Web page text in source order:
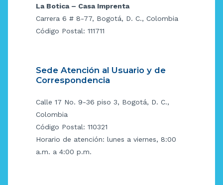
La Botica – Casa Imprenta
Carrera 6 # 8-77, Bogotá, D. C., Colombia
Código Postal: 111711
Sede Atención al Usuario y de
Correspondencia
Calle 17 No. 9-36 piso 3, Bogotá, D. C.,
Colombia
Código Postal: 110321
Horario de atención: lunes a viernes, 8:00
a.m. a 4:00 p.m.